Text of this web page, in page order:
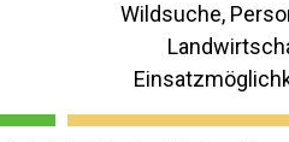
Wildsuche,